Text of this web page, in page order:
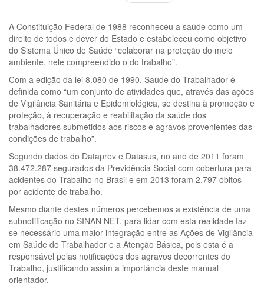
A Constituição Federal de 1988 reconheceu a saúde como um
direito de todos e dever do Estado e estabeleceu como objetivo
do Sistema Único de Saúde “colaborar na proteção do meio
ambiente, nele compreendido o do trabalho”.
Com a edição da lei 8.080 de 1990, Saúde do Trabalhador é
definida como “um conjunto de atividades que, através das ações
de Vigilância Sanitária e Epidemiológica, se destina à promoção e
proteção, à recuperação e reabilitação da saúde dos
trabalhadores submetidos aos riscos e agravos provenientes das
condições de trabalho”.
Segundo dados do Dataprev e Datasus, no ano de 2011 foram
38.472.287 segurados da Previdência Social com cobertura para
acidentes do Trabalho no Brasil e em 2013 foram 2.797 óbitos
por acidente de trabalho.
Mesmo diante destes números percebemos a existência de uma
subnotificação no SINAN NET, para lidar com esta realidade faz-
se necessário uma maior integração entre as Ações de Vigilância
em Saúde do Trabalhador e a Atenção Básica, pois esta é a
responsável pelas notificações dos agravos decorrentes do
Trabalho, justificando assim a importância deste manual
orientador.